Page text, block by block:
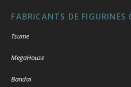
FABRICANTS DE FIGURINES
Tsume
MegaHouse
Bandai